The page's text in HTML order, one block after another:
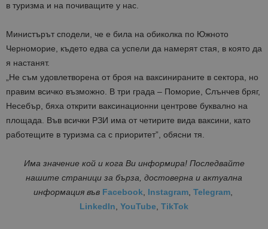
в туризма и на почиващите у нас.
Министърът сподели, че е била на обиколка по Южното
Черноморие, където едва са успели да намерят стая, в която да
я настанят.
„Не съм удовлетворена от броя на ваксинираните в сектора, но
правим всичко възможно. В три града – Поморие, Слънчев бряг,
Несебър, бяха открити ваксинационни центрове буквално на
площада. Във всички РЗИ има от четирите вида ваксини, като
работещите в туризма са с приоритет”, обясни тя.
Има значение кой и кога Ви информира! Последвайте
нашите страници за бърза, достоверна и актуална
информация във Facebook, Instagram, Telegram,
LinkedIn, YouTube, TikTok